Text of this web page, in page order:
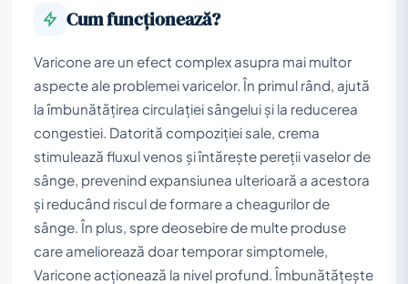
Cum funcționează?
Varicone are un efect complex asupra mai multor
aspecte ale problemei varicelor. În primul rând, ajută
la îmbunătățirea circulației sângelui și la reducerea
congestiei. Datorită compoziției sale, crema
stimulează fluxul venos și întărește pereții vaselor de
sânge, prevenind expansiunea ulterioară a acestora
și reducând riscul de formare a cheagurilor de
sânge. În plus, spre deosebire de multe produse
care ameliorează doar temporar simptomele,
Varicone acționează la nivel profund. Îmbunătățește